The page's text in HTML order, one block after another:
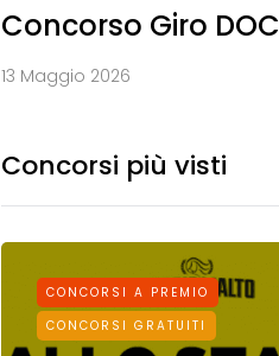
Concorso Giro DOC
13 Maggio 2026
Concorsi più visti
CONCORSI A PREMIO
CONCORSI GRATUITI